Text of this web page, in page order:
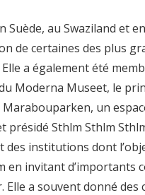
Suède, au Swaziland et
de certaines des plus
a également été
Moderna Museet, le
un
présidé Sthlm Sthlm
des institutions dont
en invitant d’importants
Elle a souvent donné des